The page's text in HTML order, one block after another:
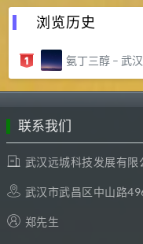
浏览历史
氨丁三醇 – 武
联系我们
武汉远城科技发展有限
武汉市武昌区中山路
郑先生